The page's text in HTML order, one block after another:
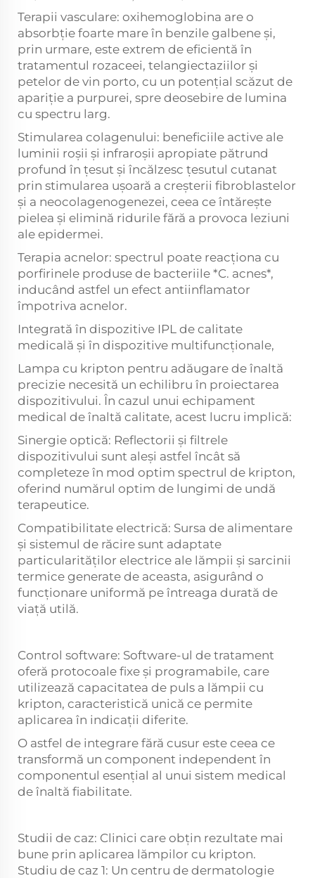
Terapii vasculare: oxihemoglobina are o
absorbție foarte mare în benzile galbene și,
prin urmare, este extrem de eficientă în
tratamentul rozaceei, telangiectaziilor și
petelor de vin porto, cu un potențial scăzut de
apariție a purpurei, spre deosebire de lumina
cu spectru larg.
Stimularea colagenului: beneficiile active ale
luminii roșii și infraroșii apropiate pătrund
profund în țesut și încălzesc țesutul cutanat
prin stimularea ușoară a creșterii fibroblastelor
și a neocolagenogenezei, ceea ce întărește
pielea și elimină ridurile fără a provoca leziuni
ale epidermei.
Terapia acnelor: spectrul poate reacționa cu
porfirinele produse de bacteriile *C. acnes*,
inducând astfel un efect antiinflamator
împotriva acnelor.
Integrată în dispozitive IPL de calitate
medicală și în dispozitive multifuncționale,
Lampa cu kripton pentru adăugare de înaltă
precizie necesită un echilibru în proiectarea
dispozitivului. În cazul unui echipament
medical de înaltă calitate, acest lucru implică:
Sinergie optică: Reflectorii și filtrele
dispozitivului sunt aleși astfel încât să
completeze în mod optim spectrul de kripton,
oferind numărul optim de lungimi de undă
terapeutice.
Compatibilitate electrică: Sursa de alimentare
și sistemul de răcire sunt adaptate
particularităților electrice ale lămpii și sarcinii
termice generate de aceasta, asigurând o
funcționare uniformă pe întreaga durată de
viață utilă.
Control software: Software-ul de tratament
oferă protocoale fixe și programabile, care
utilizează capacitatea de puls a lămpii cu
kripton, caracteristică unică ce permite
aplicarea în indicații diferite.
O astfel de integrare fără cusur este ceea ce
transformă un component independent în
componentul esențial al unui sistem medical
de înaltă fiabilitate.
Studii de caz: Clinici care obțin rezultate mai
bune prin aplicarea lămpilor cu kripton.
Studiu de caz 1: Un centru de dermatologie